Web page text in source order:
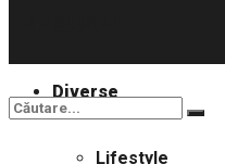
Diverse
Lifestyle